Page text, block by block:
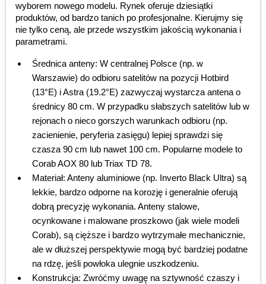
wyborem nowego modelu. Rynek oferuje dziesiątki
produktów, od bardzo tanich po profesjonalne. Kierujmy się
nie tylko ceną, ale przede wszystkim jakością wykonania i
parametrami.
Średnica anteny: W centralnej Polsce (np. w
Warszawie) do odbioru satelitów na pozycji Hotbird
(13°E) i Astra (19.2°E) zazwyczaj wystarcza antena o
średnicy 80 cm. W przypadku słabszych satelitów lub w
rejonach o nieco gorszych warunkach odbioru (np.
zacienienie, peryferia zasięgu) lepiej sprawdzi się
czasza 90 cm lub nawet 100 cm. Popularne modele to
Corab AOX 80 lub Triax TD 78.
Materiał: Anteny aluminiowe (np. Inverto Black Ultra) są
lekkie, bardzo odporne na korozję i generalnie oferują
dobrą precyzję wykonania. Anteny stalowe,
ocynkowane i malowane proszkowo (jak wiele modeli
Corab), są cięższe i bardzo wytrzymałe mechanicznie,
ale w dłuższej perspektywie mogą być bardziej podatne
na rdzę, jeśli powłoka ulegnie uszkodzeniu.
Konstrukcja: Zwróćmy uwagę na sztywność czaszy i